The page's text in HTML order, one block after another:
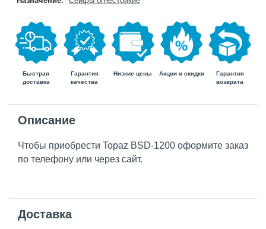
Быстрая
доставка
Гарантия
качества
Низкие цены Акции и скидки
Гарантия
возврата
Описание
Чтобы приобрести Topaz BSD-1200 оформите заказ
по телефону или через сайт.
Доставка